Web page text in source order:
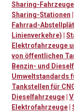
Sharing-
Sharing-Stationen
Fahrrad-
Linienverkehre)
Elektrofahrzeuge
von öffentlichen
Benzin- und
Umweltstandards
Tankstellen für
Dieselfahrzeuge
Elektrofahrzeuge